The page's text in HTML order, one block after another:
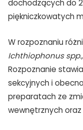
dochodzących do
piękniczkowatych
W rozpoznaniu
Ichthiophonus
Rozpoznanie
sekcyjnych i
preparatach ze
wewnętrznych